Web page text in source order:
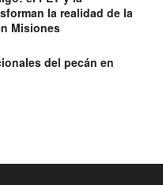
la realidad de la
Misiones
del pecán en